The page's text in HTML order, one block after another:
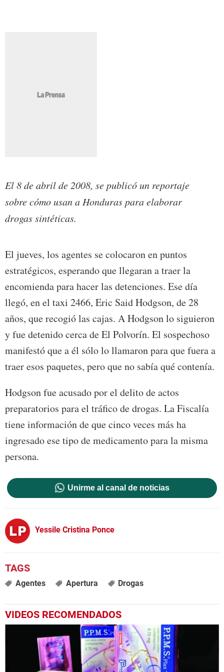
El 8 de abril de 2008, se publicó un reportaje
sobre cómo usan a Honduras para elaborar
drogas sintéticas.
El jueves, los agentes se colocaron en puntos
estratégicos, esperando que llegaran a traer la
encomienda para hacer las detenciones. Ese día
llegó, en el taxi 2466, Eric Said Hodgson, de 28
años, que recogió las cajas. A Hodgson lo siguieron
y fue detenido cerca de El Polvorín. El sospechoso
manifestó que a él sólo lo llamaron para que fuera a
traer esos paquetes, pero que no sabía qué contenía.
Hodgson fue acusado por el delito de actos
preparatorios para el tráfico de drogas. La Fiscalía
tiene información de que cinco veces más ha
ingresado ese tipo de medicamento para la misma
persona.
Unirme al canal de noticias
Yessile Cristina Ponce
Agentes Apertura Drogas
VIDEOS RECOMENDADOS